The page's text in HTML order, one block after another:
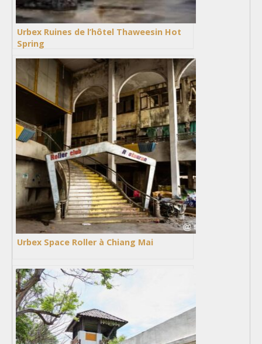
Urbex Ruines de l’hôtel Thaweesin Hot
Spring
Urbex Space Roller à Chiang Mai